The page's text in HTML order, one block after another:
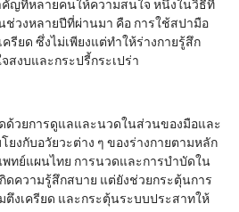
คัญที่หลายคนให้ความสนใจ หนึ่งในวิธีที่
ช่วงหลายปีที่ผ่านมา คือ การใช้สปามือ
รียด ซึ่งไม่เพียงแต่ทำให้ร่างกายรู้สึก
สงบและกระปรี้กระเปร่า
ด้วยการดูแลและนวดในส่วนของมือและ
ยงกับอวัยวะต่าง ๆ ของร่างกายตามหลัก
ทย์แผนไทย การนวดและการบำบัดใน
ดความรู้สึกสบาย แต่ยังช่วยกระตุ้นการ
ตึงเครียด และกระตุ้นระบบประสาทให้